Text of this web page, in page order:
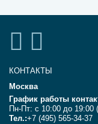
КОНТАКТЫ
Москва
График работы
Пн-Пт: с 10:00 до
Тел.:+7 (495) 565-34-37